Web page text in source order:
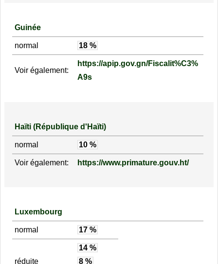
Guinée
normal 18 %
Voir également:
https://apip.gov.gn/Fiscalit%C3%
A9s
Haïti (République d'Haïti)
normal 10 %
Voir également: https://www.primature.gouv.ht/
Luxembourg
normal 17 %
réduite
14 %
8 %